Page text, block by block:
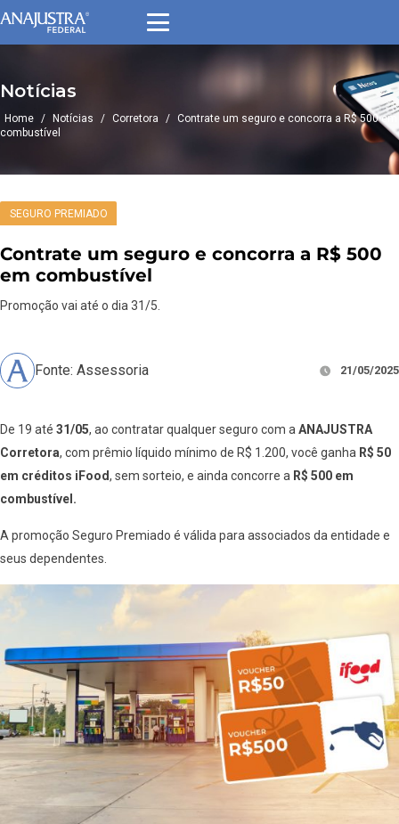
Notícias
Home / Notícias / Corretora / Contrate um seguro e concorra a R$ 500 em
combustível
SEGURO PREMIADO
Contrate um seguro e concorra a R$ 500
em combustível
Promoção vai até o dia 31/5.
Fonte: Assessoria 21/05/2025
De 19 até 31/05, ao contratar qualquer seguro com a ANAJUSTRA
Corretora, com prêmio líquido mínimo de R$ 1.200, você ganha R$ 50
em créditos iFood, sem sorteio, e ainda concorre a R$ 500 em
combustível.
A promoção Seguro Premiado é válida para associados da entidade e
seus dependentes.